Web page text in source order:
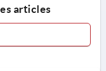
articles